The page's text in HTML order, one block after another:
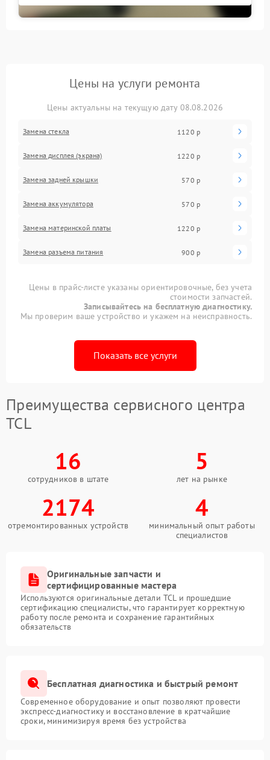
Цены на услуги ремонта
Цены актуальны на текущую дату 08.08.2026
Замена стекла 1120 р
Замена дисплея (экрана) 1220 р
Замена задней крышки 570 р
Замена аккумулятора 570 р
Замена материнской платы 1220 р
Замена разъема питания 900 р
Цены в прайс-листе указаны ориентировочные, без учета
стоимости запчастей.
Записывайтесь на бесплатную диагностику.
Мы проверим ваше устройство и укажем на неисправность.
Показать все услуги
Преимущества сервисного центра
TCL
16
сотрудников в штате
5
лет на рынке
2174
отремонтированных устройств
4
минимальный опыт работы
специалистов
Оригинальные запчасти и
сертифицированные мастера
Используются оригинальные детали TCL и прошедшие
сертификацию специалисты, что гарантирует корректную
работу после ремонта и сохранение гарантийных
обязательств
Бесплатная диагностика и быстрый ремонт
Современное оборудование и опыт позволяют провести
экспресс-диагностику и восстановление в кратчайшие
сроки, минимизируя время без устройства